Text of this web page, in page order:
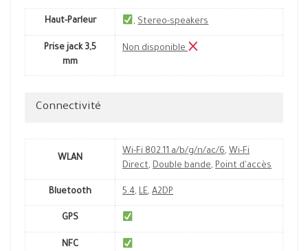
Haut-Parleur ,Stereo-speakers
Prise jack 3,5
mm
Non disponible
Connectivité
WLAN
Wi-Fi 802.11 a/b/g/n/ac/6, Wi-Fi
Direct, Double bande, Point d'accès
Bluetooth 5.4, LE, A2DP
GPS
NFC